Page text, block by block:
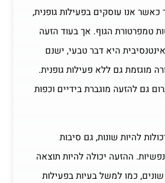
כאשר אנו עוסקים בפעילות גופנית,
טמפרטורת הגוף. אך בעוד הזעה
היא דבר טבעי, ישנם
מוגזמת גם ללא פעילות גופנית.
גם להזעה מוגברת בידיים וכפות
להיות שונות, גם סיבות
נפשיות. ההזעה יכולה להיות תוצאה
כמו למשל בעיות בפעילות